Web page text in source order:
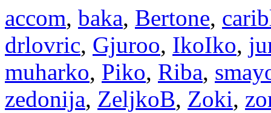
accom, baka, Bertone,
drlovric, Gjuroo, IkoIko,
muharko, Piko, Riba,
zedonija, ZeljkoB, Zoki,